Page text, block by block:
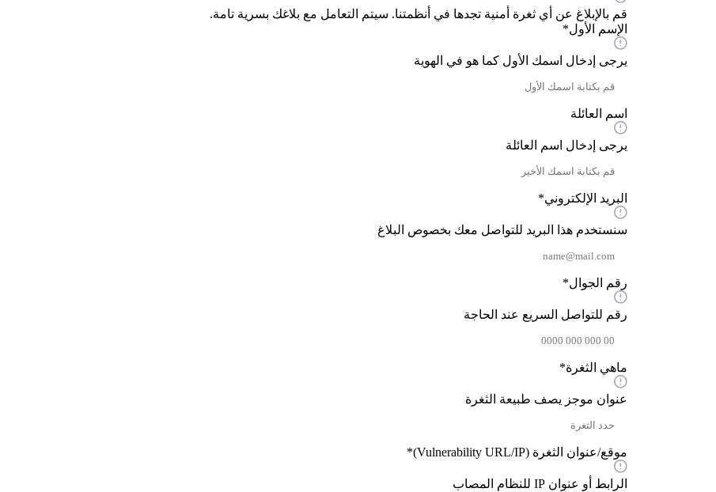
قم بالإبلاغ عن أي ثغرة أمنية تجدها في أنظمتنا. سيتم التعامل مع بلاغك بسرية تامة.
الإسم الأول*
يرجى إدخال اسمك الأول كما هو في الهوية
اسم العائلة
يرجى إدخال اسم العائلة
البريد الإلكتروني*
سنستخدم هذا البريد للتواصل معك بخصوص البلاغ
رقم الجوال*
رقم للتواصل السريع عند الحاجة
ماهي الثغرة*
عنوان موجز يصف طبيعة الثغرة
موقع/عنوان الثغرة (Vulnerability URL/IP) *
الرابط أو عنوان IP للنظام المصاب